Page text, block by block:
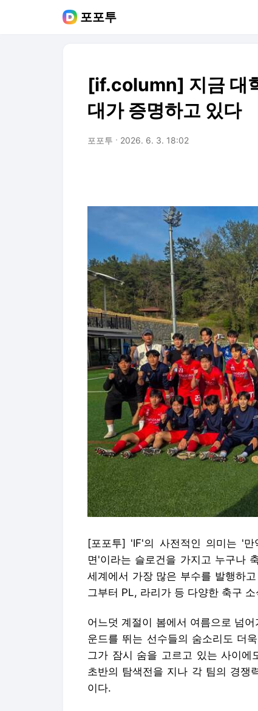
포포투
[if.column] 지금 대
대가 증명하고 있다
포포투 2026. 6. 3. 18:02
[포포투] 'IF'의 사전적인 의미는 '
면'이라는 슬로건을 가지고 누구나
세계에서 가장 많은 부수를 발행하
그부터 PL, 라리가 등 다양한 축구
어느덧 계절이 봄에서 여름으로 넘
운드를 뛰는 선수들의 숨소리도 더
그가 잠시 숨을 고르고 있는 사이에
초반의 탐색전을 지나 각 팀의 경쟁
이다.